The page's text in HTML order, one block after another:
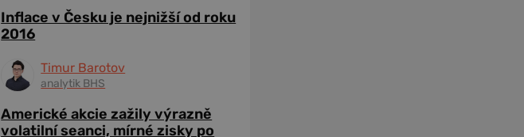
Inflace v Česku je nejnižší od roku
2016
Timur Barotov
analytik BHS
Americké akcie zažily výrazně
volatilní seanci, mírné zisky po